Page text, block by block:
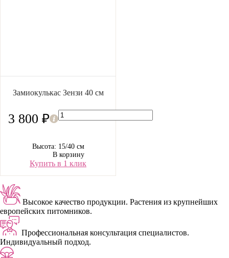
Замиокулькас Зензи 40 см
3 800 ₽
Высота: 15/40 см
В корзину
Купить в 1 клик
Высокое качество продукции. Растения из крупнейших
европейских питомников.
Профессиональная консультация специалистов.
Индивидуальный подход.